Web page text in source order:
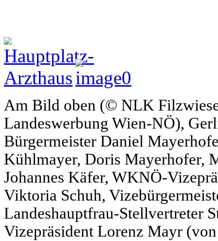
Am Bild oben (© NLK
Landeswerbung Wien-NÖ),
Bürgermeister Daniel
Kühlmayer, Doris Mayerhofer,
Johannes Käfer, WKNÖ-
Viktoria Schuh,
Landeshauptfrau-Stellvertreter
Vizepräsident Lorenz Mayr